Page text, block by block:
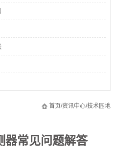
首页/资讯中心/技术园地
器常见问题解答